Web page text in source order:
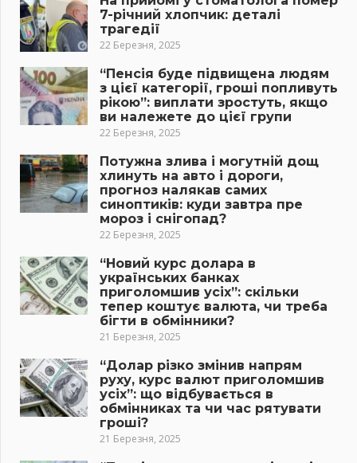
7-річний хлопчик: деталі
трагедії
22 Березня, 2025
“Пенсія буде підвищена людям
з цієї категорії, гроші попливуть
рікою”: виплати зростуть, якщо
ви належете до цієї групи
22 Березня, 2025
Потужна злива і могутній дощ
хлинуть на авто і дороги,
прогноз налякав самих
синоптиків: куди завтра пре
мороз і снігопад?
22 Березня, 2025
“Новий курс долара в
українських банках
приголомшив усіх”: скільки
тепер коштує валюта, чи треба
бігти в обмінники?
21 Березня, 2025
“Долар різко змінив напрям
руху, курс валют приголомшив
усіх”: що відбувається в
обмінниках та чи час рятувати
гроші?
21 Березня, 2025